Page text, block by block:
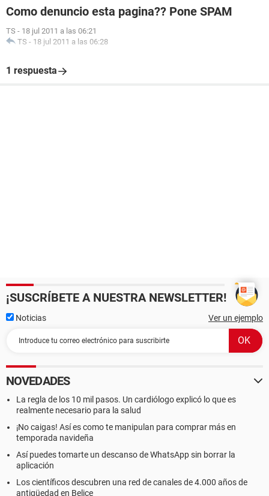
Como denuncio esta pagina?? Pone SPAM
TS - 18 jul 2011 a las 06:21
TS - 18 jul 2011 a las 06:28
1 respuesta
¡SUSCRÍBETE A NUESTRA NEWSLETTER!
Noticias Ver un ejemplo
NOVEDADES
La regla de los 10 mil pasos. Un cardiólogo explicó lo que es
realmente necesario para la salud
¡No caigas! Así es como te manipulan para comprar más en
temporada navideña
Así puedes tomarte un descanso de WhatsApp sin borrar la
aplicación
Los científicos descubren una red de canales de 4.000 años de
antigüedad en Belice